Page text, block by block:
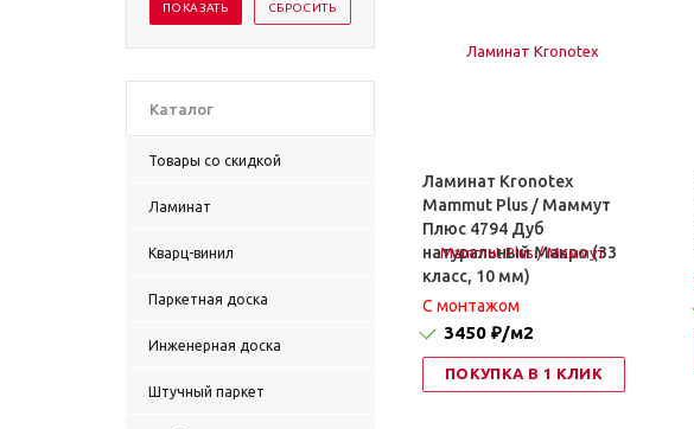
Каталог
Товары со скидкой
Ламинат
Кварц-винил
Паркетная доска
Инженерная доска
Штучный паркет
Ламинат Kronotex
Mammut Plus / Маммут
Плюс 4794 Дуб
натуральный Макро (33
класс, 10 мм)
C монтажом
3450 ₽/м2
ПОКУПКА В 1 КЛИК